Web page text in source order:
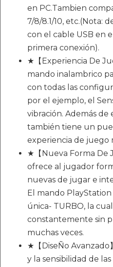
en PC.Tambien
7/8/8.1/10, etc.(Nota:
con el cable USB en
primera conexión).
★【Experiencia De
mando inalambrico
con todas las
por el ejemplo, el
vibración. Además
también tiene un
experiencia de juego
★【Nueva Forma De
ofrece al jugador
nuevas de jugar e
El mando
única- TURBO, la
constantemente sin
muchas veces.
★【DiseÑo Avanzado
y la sensibilidad de